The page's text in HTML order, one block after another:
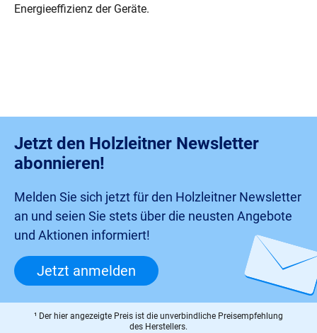
Energieeffizienz der Geräte.
Jetzt den Holzleitner Newsletter
abonnieren!
Melden Sie sich jetzt für den Holzleitner Newsletter
an und seien Sie stets über die neusten Angebote
und Aktionen informiert!
Jetzt anmelden
¹ Der hier angezeigte Preis ist die unverbindliche Preisempfehlung
des Herstellers.